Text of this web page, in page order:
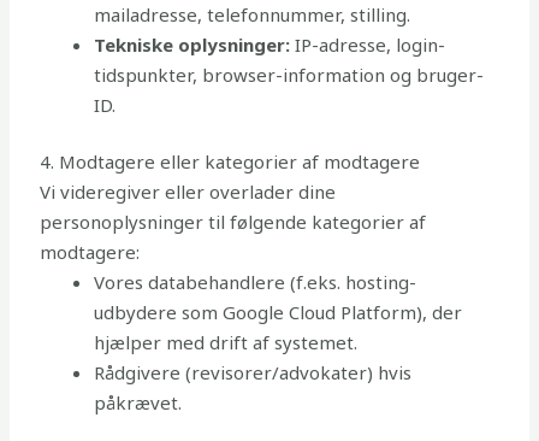
mailadresse, telefonnummer, stilling.
Tekniske oplysninger: IP-adresse, login-
tidspunkter, browser-information og bruger-
ID.
4. Modtagere eller kategorier af modtagere
Vi videregiver eller overlader dine
personoplysninger til følgende kategorier af
modtagere:
Vores databehandlere (f.eks. hosting-
udbydere som Google Cloud Platform), der
hjælper med drift af systemet.
Rådgivere (revisorer/advokater) hvis
påkrævet.